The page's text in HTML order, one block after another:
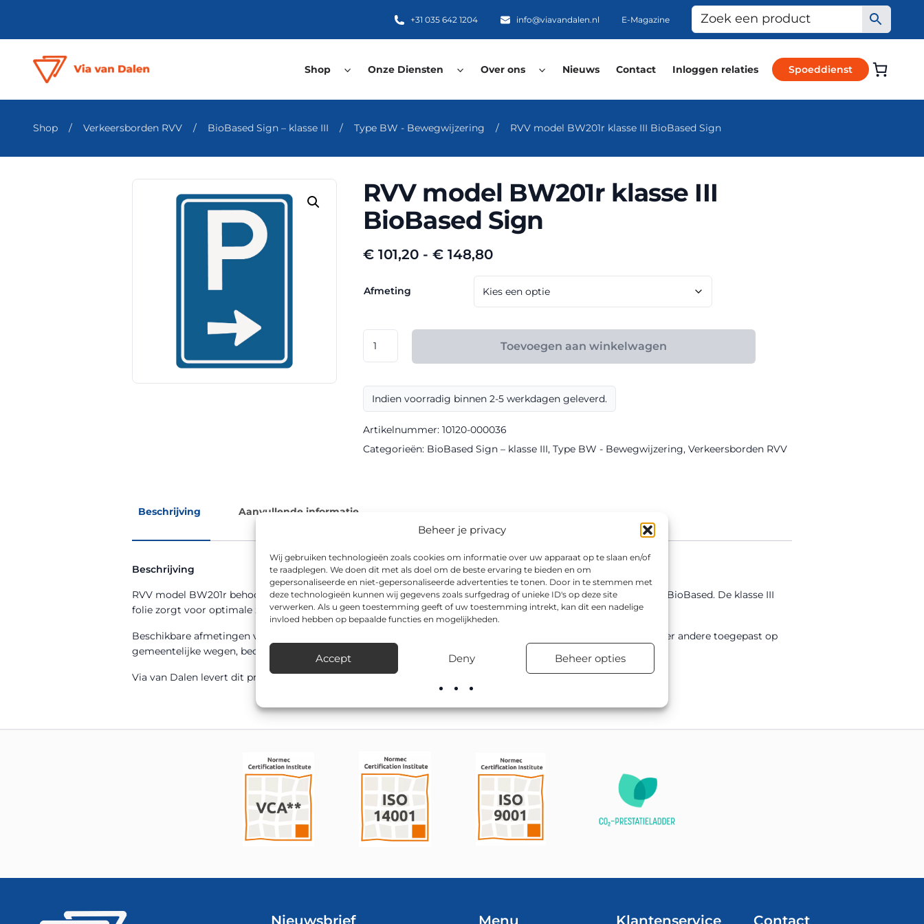
Beheer je privacy
Wij gebruiken technologieën zoals cookies om informatie over uw apparaat op te slaan en/of
te raadplegen. We doen dit met als doel om de beste ervaring te bieden en om
gepersonaliseerde en niet-gepersonaliseerde advertenties te tonen. Door in te stemmen met
deze technologieën kunnen wij gegevens zoals surfgedrag of unieke ID's op deze site
verwerken. Als u geen toestemming geeft of uw toestemming intrekt, kan dit een nadelige
invloed hebben op bepaalde functies en mogelijkheden.
Accept Deny Beheer opties
+31 035 642 1204 info@viavandalen.nl E-Magazine
Shop Onze Diensten Over ons Nieuws Contact Inloggen relaties Spoeddienst
Shop / Verkeersborden RVV / BioBased Sign – klasse III / Type BW - Bewegwijzering / RVV model BW201r klasse III BioBased Sign
RVV model BW201r klasse III
BioBased Sign
€ 101,20 - € 148,80Prijsklasse:
€ 101,20
tot
€ 148,80
Afmeting
model
klasse
Sign
aantal
Toevoegen aan winkelwagen
Indien voorradig binnen 2-5 werkdagen geleverd.
Artikelnummer: 10120-000036
Categorieën: BioBased Sign – klasse III, Type BW - Bewegwijzering, Verkeersborden RVV
Beschrijving Aanvullende informatie
Beschrijving
RVV model BW201r behoort tot de RVV-borden van Via van Dalen en is als bewegwijzeringsbord uitgevoerd in BioBased. De klasse III
folie zorgt voor optimale zichtbaarheid, zowel overdag als ’s nachts.
Beschikbare afmetingen voor dit model zijn onder andere 400x600mm, 600x900mm. Dit type bord wordt onder andere toegepast op
gemeentelijke wegen, bedrijventerreinen, in woonwijken en bij tijdelijke verkeersmaatregelen.
Via van Dalen levert dit product direct uit voorraad en verzorgt desgewenst ook de montage en plaatsing.
Nieuwsbrief Menu Klantenservice Contact